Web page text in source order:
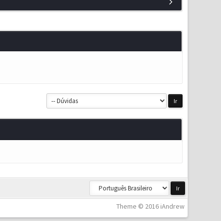
Theme © 2016 iAndrew